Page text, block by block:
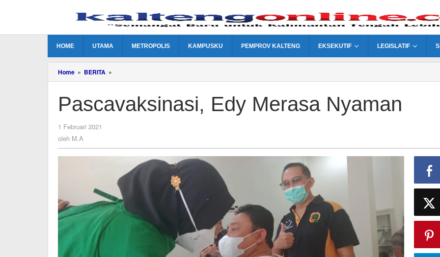
HOME UTAMA METROPOLIS KAMPUSKU PEMPROV KALTENG EKSEKUTIF LEGISLATIF
Home » BERITA »
Edy
Nyaman
Pascavaksinasi, Edy Merasa Nyaman
1 Februari 2021
oleh M.A